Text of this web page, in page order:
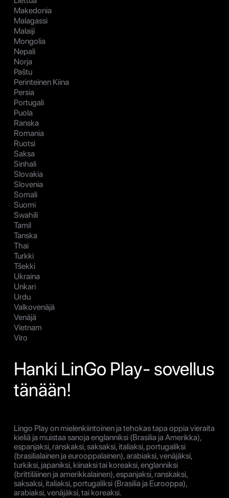
Makedonia
Malagassi
Malaiji
Mongolia
Nepali
Norja
Paštu
Perinteinen Kiina
Persia
Portugali
Puola
Ranska
Romania
Ruotsi
Saksa
Sinhali
Slovakia
Slovenia
Somali
Suomi
Swahili
Tamil
Tanska
Thai
Turkki
Tšekki
Ukraina
Unkari
Urdu
Valkovenäjä
Venäjä
Vietnam
Viro
Hanki LinGo Play- sovellus
tänään!
Lingo Play on mielenkiintoinen ja tehokas tapa oppia vieraita
kieliä ja muistaa sanoja englanniksi (Brasilia ja Amerikka),
espanjaksi, ranskaksi, saksaksi, italiaksi, portugaliksi
(brasilialainen ja eurooppalainen), arabiaksi, venäjäksi,
turkiksi, japaniksi, kiinaksi tai koreaksi, englanniksi
(brittiläinen ja amerikkalainen), espanjaksi, ranskaksi,
saksaksi, italiaksi, portugaliksi (Brasilia ja Eurooppa),
arabiaksi, venäjäksi, tai koreaksi.